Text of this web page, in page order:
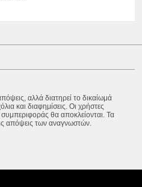
αλλά διατηρεί το δικαίωμά
και διαφημίσεις. Οι χρήστες
θα αποκλείονται. Τα
απόψεις των αναγνωστών.